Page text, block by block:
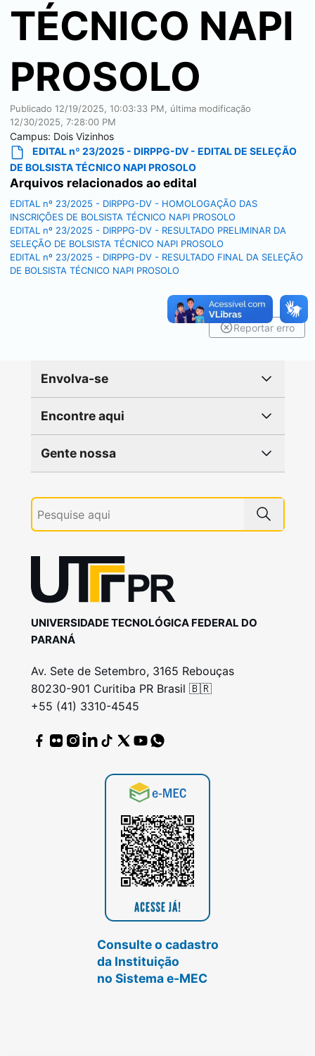
TÉCNICO NAPI
PROSOLO
Publicado 12/19/2025, 10:03:33 PM , última modificação
12/30/2025, 7:28:00 PM
Campus: Dois Vizinhos
EDITAL nº 23/2025 - DIRPPG-DV - EDITAL DE SELEÇÃO
DE BOLSISTA TÉCNICO NAPI PROSOLO
Arquivos relacionados ao edital
EDITAL nº 23/2025 - DIRPPG-DV - HOMOLOGAÇÃO DAS
INSCRIÇÕES DE BOLSISTA TÉCNICO NAPI PROSOLO
EDITAL nº 23/2025 - DIRPPG-DV - RESULTADO PRELIMINAR DA
SELEÇÃO DE BOLSISTA TÉCNICO NAPI PROSOLO
EDITAL nº 23/2025 - DIRPPG-DV - RESULTADO FINAL DA SELEÇÃO
DE BOLSISTA TÉCNICO NAPI PROSOLO
Reportar erro
Envolva-se
Encontre aqui
Gente nossa
UNIVERSIDADE TECNOLÓGICA FEDERAL DO
PARANÁ
Av. Sete de Setembro, 3165 Rebouças
80230-901 Curitiba PR Brasil 🇧🇷
+55 (41) 3310-4545
Consulte o cadastro
da Instituição
no Sistema e-MEC